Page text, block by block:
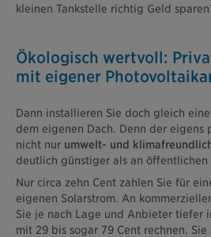
kleinen Tankstelle richtig Geld
Ökologisch wertvoll:
mit eigener
Dann installieren Sie doch gleich eine
dem eigenen Dach. Denn der eigens
nicht nur umwelt- und
deutlich günstiger als an öffentlichen
Nur circa zehn Cent zahlen Sie für
eigenen Solarstrom. An
Sie je nach Lage und Anbieter tiefer
mit 29 bis sogar 79 Cent rechnen.